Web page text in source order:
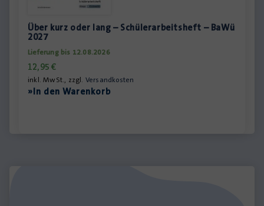
Über kurz oder lang – Schülerarbeitsheft – BaWü
2027
Lieferung bis 12.08.2026
12,95€
inkl. MwSt., zzgl. Versandkosten
»In den Warenkorb